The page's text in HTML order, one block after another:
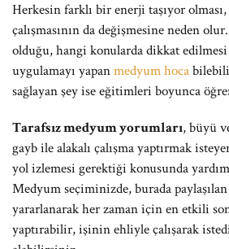
Herkesin farklı bir enerji taşıyor
çalışmasının da değişmesine neden
olduğu, hangi konularda dikkat
uygulamayı yapanmedyum hoca
sağlayan şey ise eğitimleri boyunca
Tarafsız medyum yorumları, büyü
gayb ile alakalı çalışma yaptırmak
yol izlemesi gerektiği konusunda
Medyum seçiminizde, burada
yararlanarak her zaman için en etkili
yaptırabilir, işinin ehliyle çalışarak